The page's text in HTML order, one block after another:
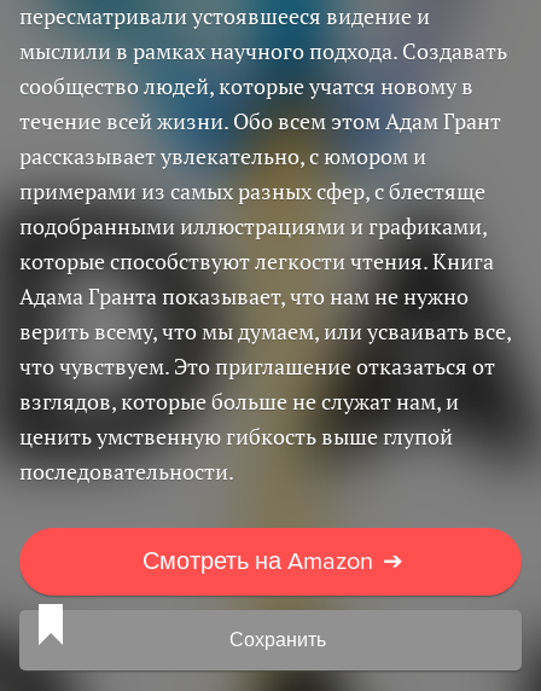
пересматривали устоявшееся видение и
мыслили в рамках научного подхода. Создавать
сообщество людей, которые учатся новому в
течение всей жизни. Обо всем этом Адам Грант
рассказывает увлекательно, с юмором и
примерами из самых разных сфер, с блестяще
подобранными иллюстрациями и графиками,
которые способствуют легкости чтения. Книга
Адама Гранта показывает, что нам не нужно
верить всему, что мы думаем, или усваивать все,
что чувствуем. Это приглашение отказаться от
взглядов, которые больше не служат нам, и
ценить умственную гибкость выше глупой
последовательности.
Смотреть на Amazon ➔
Сохранить